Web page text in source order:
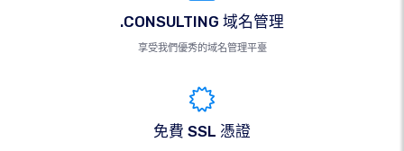
.CONSULTING 域名管理
享受我們優秀的域名管理平臺
免費 SSL 憑證